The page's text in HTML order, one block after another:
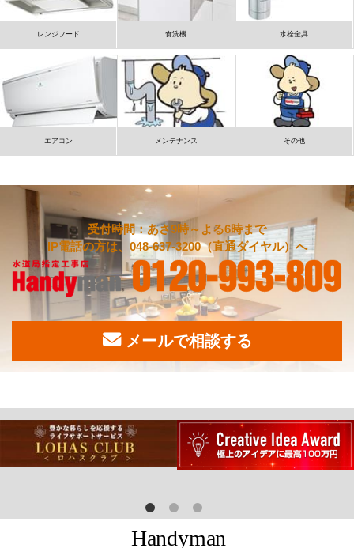
レンジフード 食洗機 水栓金具
エアコン メンテナンス その他
受付時間：あさ9時～よる6時まで
IP電話の方は、048-637-3200（直通ダイヤル）へ
メールで相談する
Handyman